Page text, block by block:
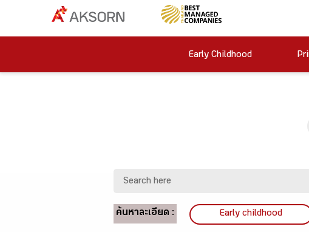
Early Childhood
ค้นหาละเอียด : Early childhood